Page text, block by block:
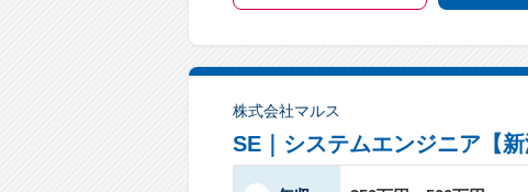
株式会社マルス
SE｜システムエンジニア【新